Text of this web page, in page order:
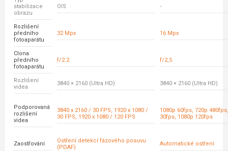
stabilizace
obrazu
OIS -
Rozlišení
předního
fotoaparátu
32 Mpx 16 Mpx
Clona
předního
fotoaparátu
f/2.2 f/2,5
Rozlišení
videa
3840 × 2160 (Ultra HD) 3840 × 2160 (Ultra HD)
Podporovaná
rozlišení
videa
3840 x 2160 / 30 FPS, 1920 x 1080 /
30 FPS, 1920 x 1080 / 120 FPS
1080p 60fps, 720p
30fps, 1080p 120fps
Zaostřování
Ostření detekcí fázového posuvu
(PDAF)
Automatické ostření